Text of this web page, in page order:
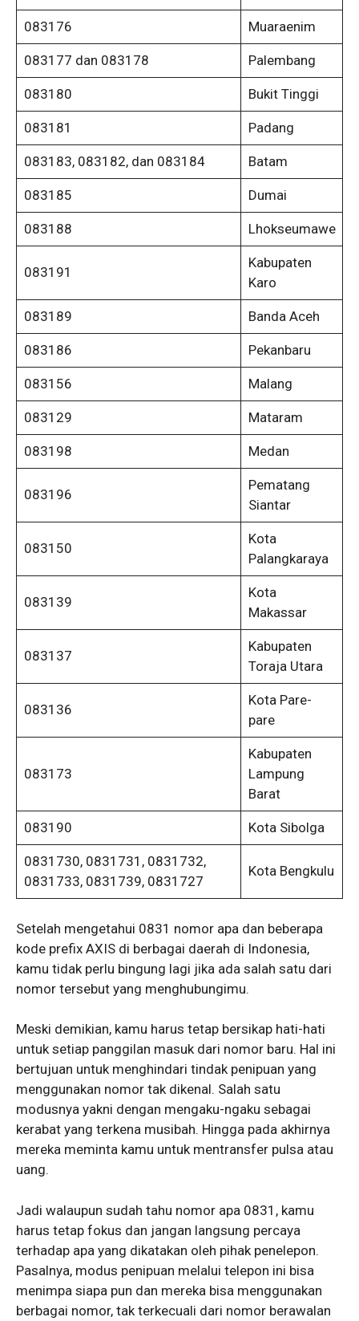
083176 Muaraenim
083177 dan 083178 Palembang
083180 Bukit Tinggi
083181 Padang
083183, 083182, dan 083184 Batam
083185 Dumai
083188 Lhokseumawe
083191
Kabupaten
Karo
083189 Banda Aceh
083186 Pekanbaru
083156 Malang
083129 Mataram
083198 Medan
083196
Pematang
Siantar
083150
Kota
Palangkaraya
083139
Kota
Makassar
083137
Kabupaten
Toraja Utara
083136
Kota Pare-
pare
083173
Kabupaten
Lampung
Barat
083190 Kota Sibolga
0831730, 0831731, 0831732,
0831733, 0831739, 0831727
Kota Bengkulu
Setelah mengetahui 0831 nomor apa dan beberapa
kode prefix AXIS di berbagai daerah di Indonesia,
kamu tidak perlu bingung lagi jika ada salah satu dari
nomor tersebut yang menghubungimu.
Meski demikian, kamu harus tetap bersikap hati-hati
untuk setiap panggilan masuk dari nomor baru. Hal ini
bertujuan untuk menghindari tindak penipuan yang
menggunakan nomor tak dikenal. Salah satu
modusnya yakni dengan mengaku-ngaku sebagai
kerabat yang terkena musibah. Hingga pada akhirnya
mereka meminta kamu untuk mentransfer pulsa atau
uang.
Jadi walaupun sudah tahu nomor apa 0831, kamu
harus tetap fokus dan jangan langsung percaya
terhadap apa yang dikatakan oleh pihak penelepon.
Pasalnya, modus penipuan melalui telepon ini bisa
menimpa siapa pun dan mereka bisa menggunakan
berbagai nomor, tak terkecuali dari nomor berawalan